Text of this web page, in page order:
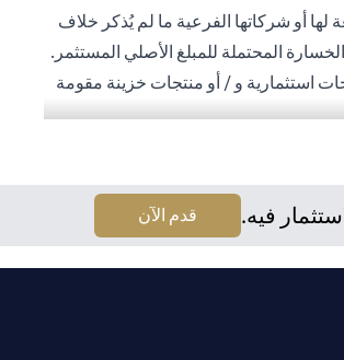
أو شركاتها الفرعية ما لم يُذكر خلاف
المحتملة للمبلغ الأصلي المستثمر.
استثمارية و / أو منتجات خزينة مقومة
السعي للحصول على مشورة قانونية و
و/أو ضريبية وليس مسؤولاً عن تقديم المشورة
فيه. قدم الآن